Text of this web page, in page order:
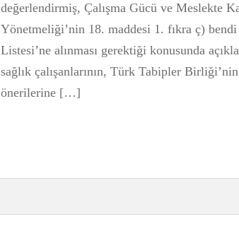
değerlendirmiş, Çalışma Gücü ve Meslekte
Yönetmeliği’nin 18. maddesi 1. fıkra ç)
Listesi’ne alınması gerektiği konusunda
sağlık çalışanlarının, Türk Tabipler
önerilerine […]